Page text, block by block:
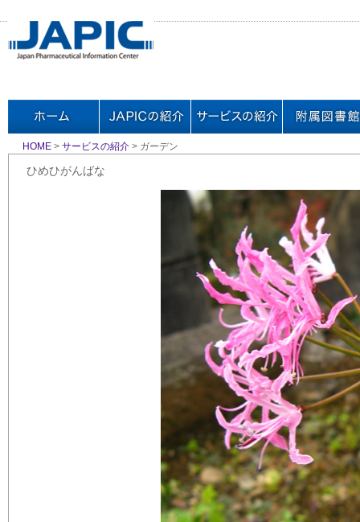
HOME > サービスの紹介 > ガーデン
ひめひがんばな